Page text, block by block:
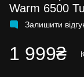
Warm 6500
Залишити
1 999₴